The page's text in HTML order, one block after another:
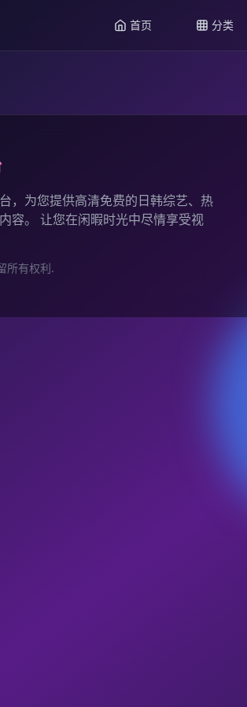
首页 分类
，为您提供高清免费的日韩综艺、热
容。 让您在闲暇时光中尽情享受视
所有权利.